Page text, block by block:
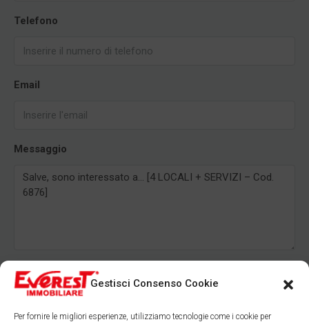
Gestisci Consenso Cookie
Per fornire le migliori esperienze, utilizziamo tecnologie come i cookie per
Telefono
Email
Messaggio
Inviando questo modulo acconsento